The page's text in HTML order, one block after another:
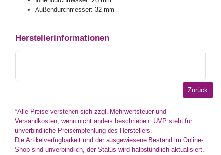
Außendurchmesser: 32 mm
Herstellerinformationen
*Alle Preise verstehen sich zzgl. Mehrwertsteuer und
Versandkosten, wenn nicht anders beschrieben. UVP steht für
unverbindliche Preisempfehlung des Herstellers.
Die Artikelverfügbarkeit und der ausgewiesene Bestand im Online-
Shop sind unverbindlich, der Status wird halbstündlich aktualisiert.